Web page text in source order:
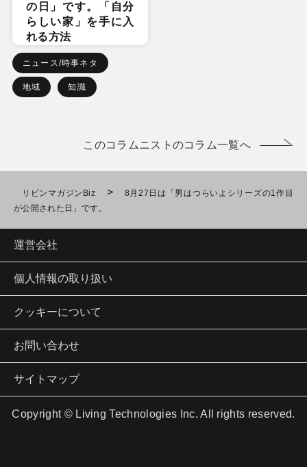
の日」です。「自分
らしい家」を手に入
れる方法
ニュース/時事ネタ
地域 知識
このコラムニストのコラム一覧へ
リビンマガジンBiz >
8月27日は「男はつらいよシリーズの1作目
が公開された日」です。
運営会社
個人情報の取り扱い
クッキーについて
お問い合わせ
サイトマップ
Copyright © Living Technologies Inc. All rights reserved.